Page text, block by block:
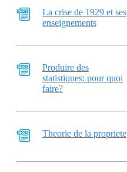
La crise de 1929 et ses
enseignements
Produire des
statistiques: pour quoi
faire?
Theorie de la propriete